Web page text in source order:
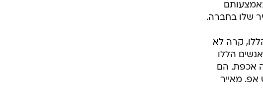
שלו בחברה.
קרה לא
הללו
אכפת. הם
אפ. מאייר